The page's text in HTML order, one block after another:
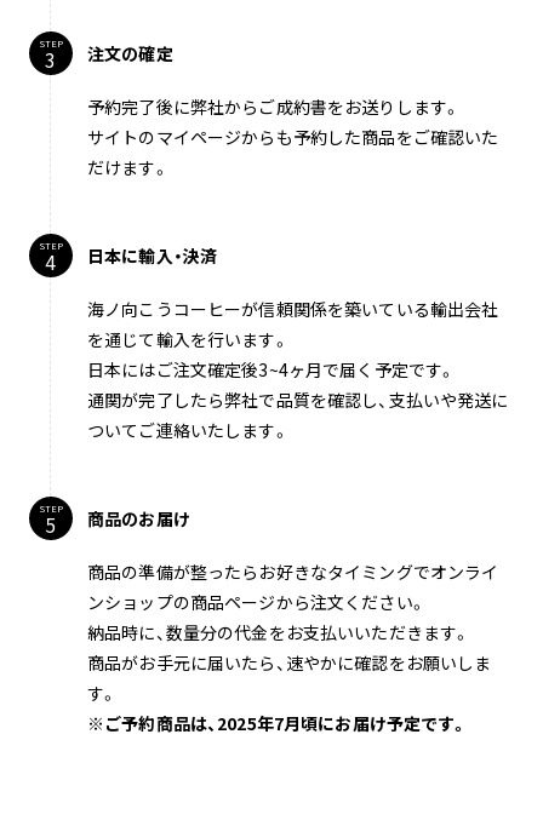
STEP 注文の確定
予約完了後に弊社からご成約書をお送りします。
サイトのマイページからも予約した商品をご確認いた
だけます。
STEP 日本に輸入・決済
海ノ向こうコーヒーが信頼関係を築いている輸出会社
を通じて輸入を行います。
日本にはご注文確定後3~4ヶ月で届く予定です。
通関が完了したら弊社で品質を確認し、支払いや発送に
ついてご連絡いたします。
STEP 商品のお届け
商品の準備が整ったらお好きなタイミングでオンライ
ンショップの商品ページから注文ください。
納品時に、数量分の代金をお支払いいただきます。
商品がお手元に届いたら、速やかに確認をお願いしま
す。
※ご予約商品は、2025年7月頃にお届け予定です。